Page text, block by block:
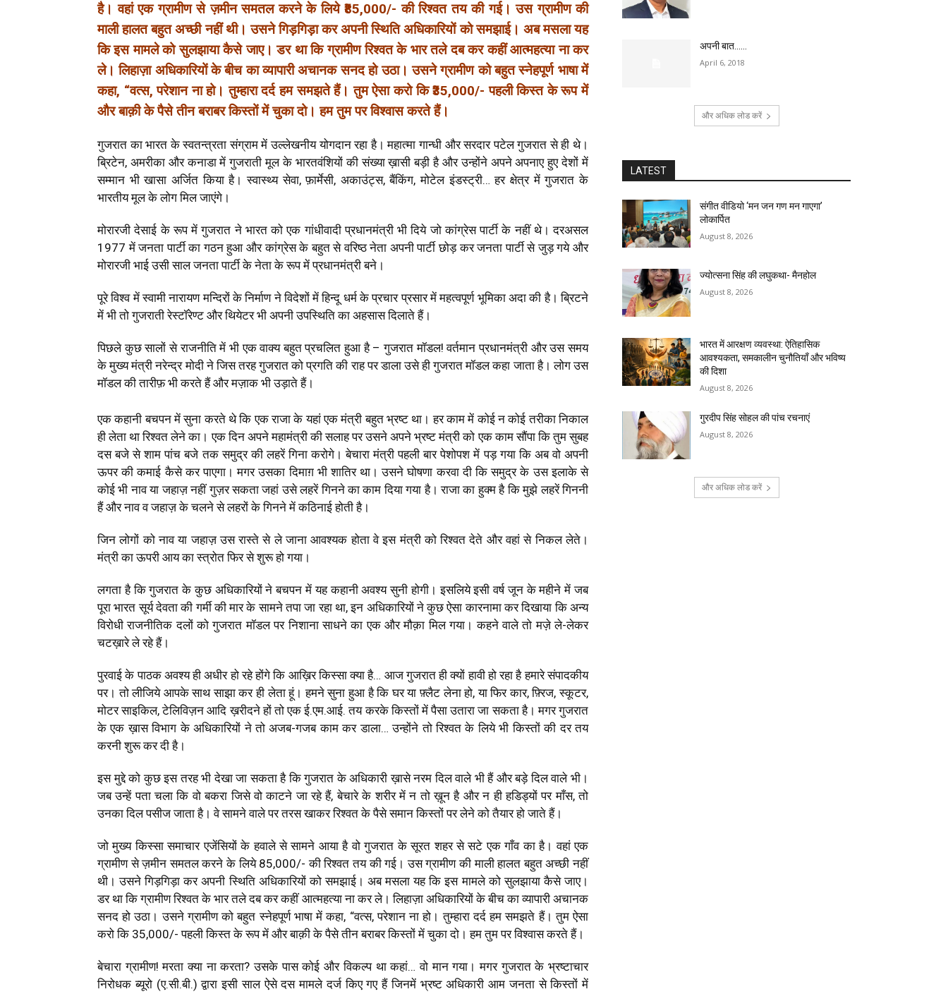
है। वहां एक ग्रामीण से ज़मीन समतल करने के लिये ₹85,000/- की रिश्वत तय की गई। उस ग्रामीण की
माली हालत बहुत अच्छी नहीं थी। उसने गिड़गिड़ा कर अपनी स्थिति अधिकारियों को समझाई। अब मसला यह
कि इस मामले को सुलझाया कैसे जाए। डर था कि ग्रामीण रिश्वत के भार तले दब कर कहीं आत्महत्या ना कर
ले। लिहाज़ा अधिकारियों के बीच का व्यापारी अचानक सनद हो उठा। उसने ग्रामीण को बहुत स्नेहपूर्ण भाषा में
कहा, “वत्स, परेशान ना हो। तुम्हारा दर्द हम समझते हैं। तुम ऐसा करो कि ₹35,000/- पहली किस्त के रूप में
और बाक़ी के पैसे तीन बराबर किस्तों में चुका दो। हम तुम पर विश्वास करते हैं।
गुजरात का भारत के स्वतन्त्रता संग्राम में उल्लेखनीय योगदान रहा है। महात्मा गान्धी और सरदार पटेल गुजरात से ही थे।
ब्रिटेन, अमरीका और कनाडा में गुजराती मूल के भारतवंशियों की संख्या ख़ासी बड़ी है और उन्होंने अपने अपनाए हुए देशों में
सम्मान भी खासा अर्जित किया है। स्वास्थ्य सेवा, फ़ार्मेसी, अकाउंट्स, बैंकिंग, मोटेल इंडस्ट्री… हर क्षेत्र में गुजरात के
भारतीय मूल के लोग मिल जाएंगे।
मोरारजी देसाई के रूप में गुजरात ने भारत को एक गांधीवादी प्रधानमंत्री भी दिये जो कांग्रेस पार्टी के नहीं थे। दरअसल
1977 में जनता पार्टी का गठन हुआ और कांग्रेस के बहुत से वरिष्ठ नेता अपनी पार्टी छोड़ कर जनता पार्टी से जुड़ गये और
मोरारजी भाई उसी साल जनता पार्टी के नेता के रूप में प्रधानमंत्री बने।
पूरे विश्व में स्वामी नारायण मन्दिरों के निर्माण ने विदेशों में हिन्दू धर्म के प्रचार प्रसार में महत्वपूर्ण भूमिका अदा की है। ब्रिटने
में भी तो गुजराती रेस्टॉरेण्ट और थियेटर भी अपनी उपस्थिति का अहसास दिलाते हैं।
पिछले कुछ सालों से राजनीति में भी एक वाक्य बहुत प्रचलित हुआ है – गुजरात मॉडल! वर्तमान प्रधानमंत्री और उस समय
के मुख्य मंत्री नरेन्द्र मोदी ने जिस तरह गुजरात को प्रगति की राह पर डाला उसे ही गुजरात मॉडल कहा जाता है। लोग उस
मॉडल की तारीफ़ भी करते हैं और मज़ाक भी उड़ाते हैं।
एक कहानी बचपन में सुना करते थे कि एक राजा के यहां एक मंत्री बहुत भ्रष्ट था। हर काम में कोई न कोई तरीका निकाल
ही लेता था रिश्वत लेने का। एक दिन अपने महामंत्री की सलाह पर उसने अपने भ्रष्ट मंत्री को एक काम सौंपा कि तुम सुबह
दस बजे से शाम पांच बजे तक समुद्र की लहरें गिना करोगे। बेचारा मंत्री पहली बार पेशोपश में पड़ गया कि अब वो अपनी
ऊपर की कमाई कैसे कर पाएगा। मगर उसका दिमाग़ भी शातिर था। उसने घोषणा करवा दी कि समुद्र के उस इलाके से
कोई भी नाव या जहाज़ नहीं गुज़र सकता जहां उसे लहरें गिनने का काम दिया गया है। राजा का हुक्म है कि मुझे लहरें गिननी
हैं और नाव व जहाज़ के चलने से लहरों के गिनने में कठिनाई होती है।
जिन लोगों को नाव या जहाज़ उस रास्ते से ले जाना आवश्यक होता वे इस मंत्री को रिश्वत देते और वहां से निकल लेते।
मंत्री का ऊपरी आय का स्त्रोत फिर से शुरू हो गया।
लगता है कि गुजरात के कुछ अधिकारियों ने बचपन में यह कहानी अवश्य सुनी होगी। इसलिये इसी वर्ष जून के महीने में जब
पूरा भारत सूर्य देवता की गर्मी की मार के सामने तपा जा रहा था, इन अधिकारियों ने कुछ ऐसा कारनामा कर दिखाया कि अन्य
विरोधी राजनीतिक दलों को गुजरात मॉडल पर निशाना साधने का एक और मौक़ा मिल गया। कहने वाले तो मज़े ले-लेकर
चटख़ारे ले रहे हैं।
पुरवाई के पाठक अवश्य ही अधीर हो रहे होंगे कि आख़िर किस्सा क्या है… आज गुजरात ही क्यों हावी हो रहा है हमारे संपादकीय
पर। तो लीजिये आपके साथ साझा कर ही लेता हूं। हमने सुना हुआ है कि घर या फ़्लैट लेना हो, या फिर कार, फ़्रिज, स्कूटर,
मोटर साइकिल, टेलिविज़न आदि ख़रीदने हों तो एक ई.एम.आई. तय करके किस्तों में पैसा उतारा जा सकता है। मगर गुजरात
के एक ख़ास विभाग के अधिकारियों ने तो अजब-गजब काम कर डाला… उन्होंने तो रिश्वत के लिये भी किस्तों की दर तय
करनी शुरू कर दी है।
इस मुद्दे को कुछ इस तरह भी देखा जा सकता है कि गुजरात के अधिकारी ख़ासे नरम दिल वाले भी हैं और बड़े दिल वाले भी।
जब उन्हें पता चला कि वो बकरा जिसे वो काटने जा रहे हैं, बेचारे के शरीर में न तो ख़ून है और न ही हडिड्यों पर माँस, तो
उनका दिल पसीज जाता है। वे सामने वाले पर तरस खाकर रिश्वत के पैसे समान किस्तों पर लेने को तैयार हो जाते हैं।
जो मुख्य किस्सा समाचार एजेंसियों के हवाले से सामने आया है वो गुजरात के सूरत शहर से सटे एक गाँव का है। वहां एक
ग्रामीण से ज़मीन समतल करने के लिये ₹85,000/- की रिश्वत तय की गई। उस ग्रामीण की माली हालत बहुत अच्छी नहीं
थी। उसने गिड़गिड़ा कर अपनी स्थिति अधिकारियों को समझाई। अब मसला यह कि इस मामले को सुलझाया कैसे जाए।
डर था कि ग्रामीण रिश्वत के भार तले दब कर कहीं आत्महत्या ना कर ले। लिहाज़ा अधिकारियों के बीच का व्यापारी अचानक
सनद हो उठा। उसने ग्रामीण को बहुत स्नेहपूर्ण भाषा में कहा, “वत्स, परेशान ना हो। तुम्हारा दर्द हम समझते हैं। तुम ऐसा
करो कि ₹35,000/- पहली किस्त के रूप में और बाक़ी के पैसे तीन बराबर किस्तों में चुका दो। हम तुम पर विश्वास करते हैं।
बेचारा ग्रामीण! मरता क्या ना करता? उसके पास कोई और विकल्प था कहां… वो मान गया। मगर गुजरात के भ्रष्टाचार
निरोधक ब्यूरो (ए.सी.बी.) द्वारा इसी साल ऐसे दस मामले दर्ज किए गए हैं जिनमें भ्रष्ट अधिकारी आम जनता से किस्तों में
अपनी बात……
April 6, 2018
और अधिक लोड करें
LATEST
संगीत वीडियो ‘मन जन गण मन गाएगा’
लोकार्पित
August 8, 2026
ज्योत्सना सिंह की लघुकथा- मैनहोल
August 8, 2026
भारत में आरक्षण व्यवस्था: ऐतिहासिक
आवश्यकता, समकालीन चुनौतियाँ और भविष्य
की दिशा
August 8, 2026
गुरदीप सिंह सोहल की पांच रचनाएं
August 8, 2026
और अधिक लोड करें